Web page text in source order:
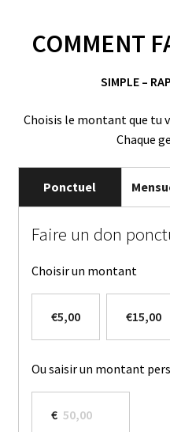
COMMENT
SIMPLE –
Choisis le montant que tu
Chaque
Ponctuel
Faire un don
Choisir un montant
€5,00 €15,00
Ou saisir un montant
€